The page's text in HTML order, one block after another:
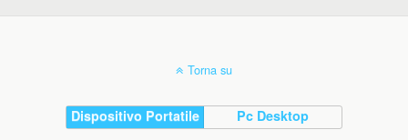
Torna su
Dispositivo Portatile Pc Desktop